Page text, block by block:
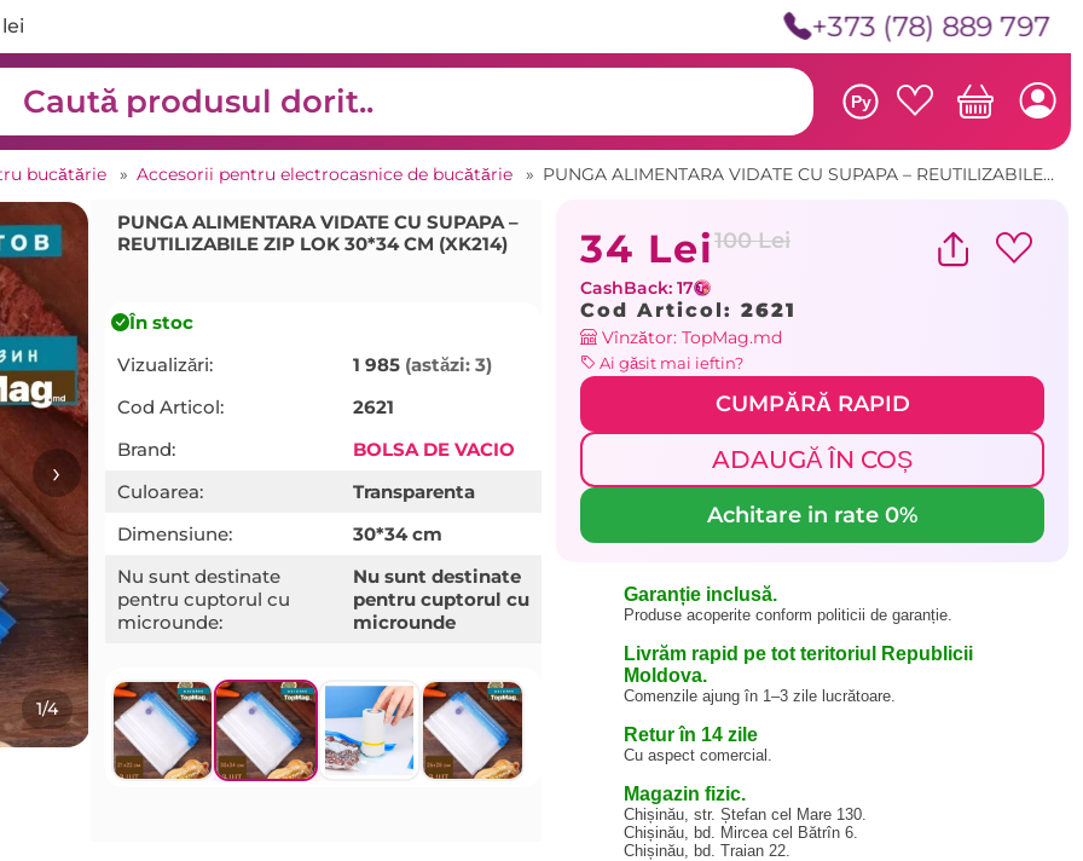
+373 (78) 889 797
Ру
bucătărie » Accesorii pentru electrocasnice de bucătărie » PUNGA ALIMENTARA VIDATE CU SUPAPA – REUTILIZABILE ZIP LOK 30*34 CM (XK214)
1/4
›
PUNGA ALIMENTARA VIDATE CU SUPAPA –
REUTILIZABILE ZIP LOK 30*34 CM (XK214)
În stoc
Vizualizări:
1 985 (astăzi: 3)
Cod Articol:
2621
Brand:
BOLSA DE VACIO
Culoarea:
Transparenta
Dimensiune:
30*34 cm
Nu sunt destinate
pentru cuptorul cu
microunde:
Nu sunt destinate
pentru cuptorul cu
microunde
34 Lei100 Lei
CashBack: 17
Cod Articol: 2621
Vînzător: TopMag.md
Ai găsit mai ieftin?
CUMPĂRĂ RAPID
ADAUGĂ ÎN COȘ
Achitare in rate 0%
Garanție inclusă.
Produse acoperite conform politicii de garanție.
Livrăm rapid pe tot teritoriul Republicii
Moldova.
Comenzile ajung în 1–3 zile lucrătoare.
Retur în 14 zile
Cu aspect comercial.
Magazin fizic.
Chișinău, str. Ștefan cel Mare 130.
Chișinău, bd. Mircea cel Bătrîn 6.
Chișinău, bd. Traian 22.